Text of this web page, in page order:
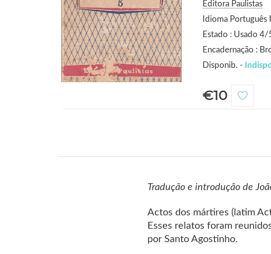
Editora Paulistas
Idioma Português
Estado : Usado 4/
Encadernação :
Disponib. -
€10
Tradução e introdução de
Actos dos mártires (latim
Esses relatos foram
por Santo Agostinho.